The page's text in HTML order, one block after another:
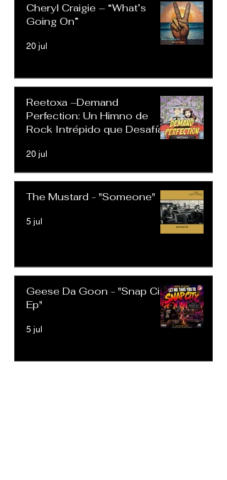
Cheryl Craigie – “What’s
Going On”
20 jul
Reetoxa –Demand
Perfection: Un Himno de
Rock Intrépido que Desafía
20 jul
The Mustard - "Someone"
5 jul
Geese Da Goon - "Snap City
Ep"
5 jul